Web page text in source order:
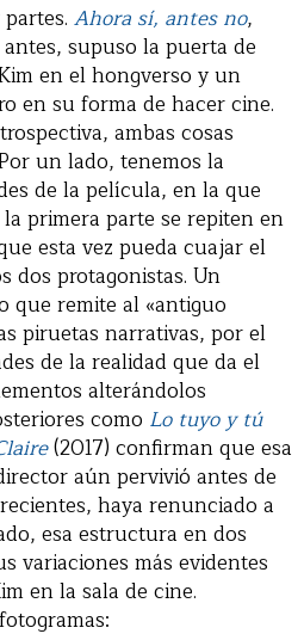
Ahora sí, antes no,
supuso la puerta de
en el hongverso y un
en su forma de hacer cine.
ambas cosas
un lado, tenemos la
de la película, en la que
primera parte se repiten en
esta vez pueda cuajar el
dos protagonistas. Un
que remite al «antiguo
piruetas narrativas, por el
de la realidad que da el
alterándolos
como Lo tuyo y tú
(2017) confirman que esa
aún pervivió antes de
haya renunciado a
esa estructura en dos
variaciones más evidentes
en la sala de cine.